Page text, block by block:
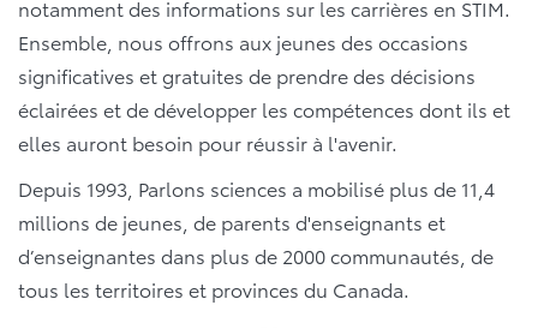
notamment des informations sur les carrières en STIM.
Ensemble, nous offrons aux jeunes des occasions
significatives et gratuites de prendre des décisions
éclairées et de développer les compétences dont ils et
elles auront besoin pour réussir à l'avenir.
Depuis 1993, Parlons sciences a mobilisé plus de 11,4
millions de jeunes, de parents d'enseignants et
d’enseignantes dans plus de 2000 communautés, de
tous les territoires et provinces du Canada.